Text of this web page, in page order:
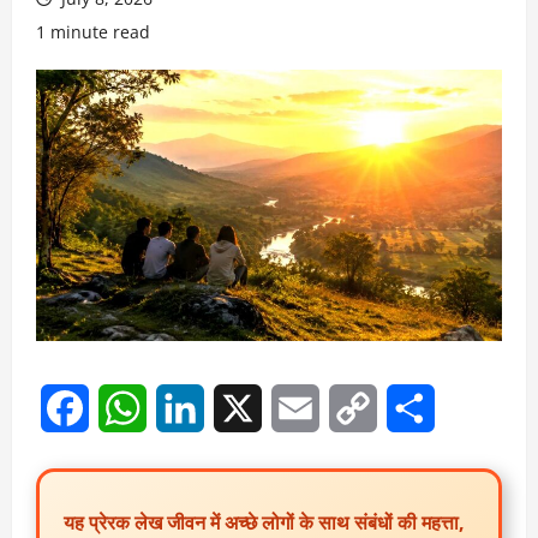
1 minute read
FacebookWhatsAppLinkedIn Email
Copy
यह प्रेरक लेख जीवन में अच्छे लोगों के साथ संबंधों की महत्ता,